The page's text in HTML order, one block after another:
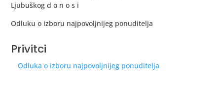
Ljubuškog d o n o s i
Odluku o izboru najpovoljnijeg ponuditelja
Privitci
Odluka o izboru najpovoljnijeg ponuditelja